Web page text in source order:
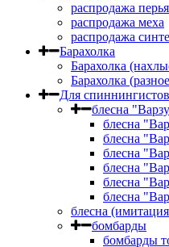
распродажа перья
распродажа меха
распродажа
Барахолка
Барахолка
Барахолка
Для спиннингистов
блесна
блесна
блесна
блесна
блесна
блесна
блесна
блесна
бомбарды
бомбарды